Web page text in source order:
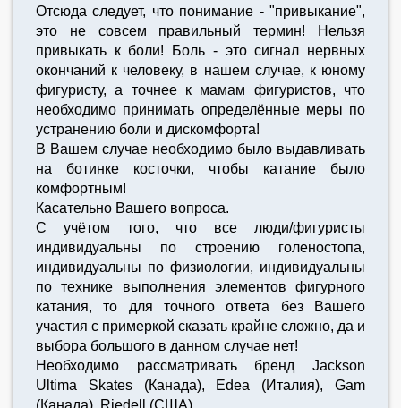
Отсюда следует, что понимание - "привыкание",
это не совсем правильный термин! Нельзя
привыкать к боли! Боль - это сигнал нервных
окончаний к человеку, в нашем случае, к юному
фигуристу, а точнее к мамам фигуристов, что
необходимо принимать определённые меры по
устранению боли и дискомфорта!
В Вашем случае необходимо было выдавливать
на ботинке косточки, чтобы катание было
комфортным!
Касательно Вашего вопроса.
С учётом того, что все люди/фигуристы
индивидуальны по строению голеностопа,
индивидуальны по физиологии, индивидуальны
по технике выполнения элементов фигурного
катания, то для точного ответа без Вашего
участия с примеркой сказать крайне сложно, да и
выбора большого в данном случае нет!
Необходимо рассматривать бренд Jackson
Ultima Skates (Канада), Edea (Италия), Gam
(Канада), Riedell (США).